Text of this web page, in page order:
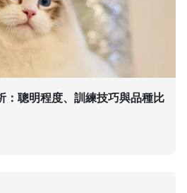
：聰明程度、訓練技巧與品種比